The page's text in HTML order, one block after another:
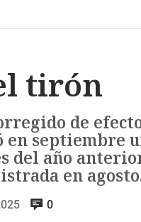
tirón
de
en septiembre
del año
en
0